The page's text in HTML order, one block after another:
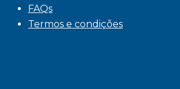
FAQs
Termos e condições